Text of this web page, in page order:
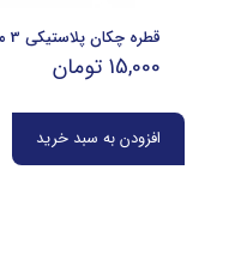
قطره چکان پلاستیکی 3 میلی لیتر
15,000 تومان
افزودن به سبد خرید